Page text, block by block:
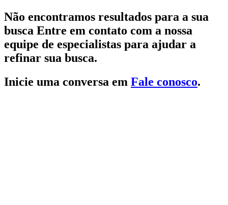
Não encontramos resultados para a sua
busca Entre em contato com a nossa
equipe de especialistas para ajudar a
refinar sua busca.
Inicie uma conversa em Fale conosco.